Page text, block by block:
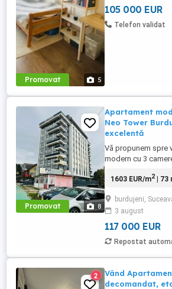
Promovat 5
eficient, fiind ...
105 000 EUR
Telefon validat
Promovat 8
Apartament
Neo Tower
excelentă
Vă propunem spre
modern cu 3
cadrul ansamblului
suprafață utilă de
la etajul 6 dintr-un
lift, având ...
1603 EUR/m2| 73
burdujeni,
3 august
117 000 EUR
Repostat
2
Vând
decomandat,